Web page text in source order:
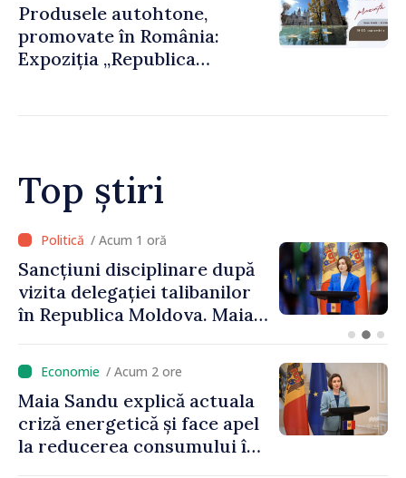
Produsele autohtone,
promovate în România:
Expoziția „Republica
Top știri
/ Acum 1 oră
Sancțiuni disciplinare după
vizita delegației talibanilor
în Republica Moldova. Maia
oameni cu funcții înalte nu
cunosc politica statului”
/ Acum 2 ore
Maia Sandu explică actuala
criză energetică și face apel
la reducerea consumului în